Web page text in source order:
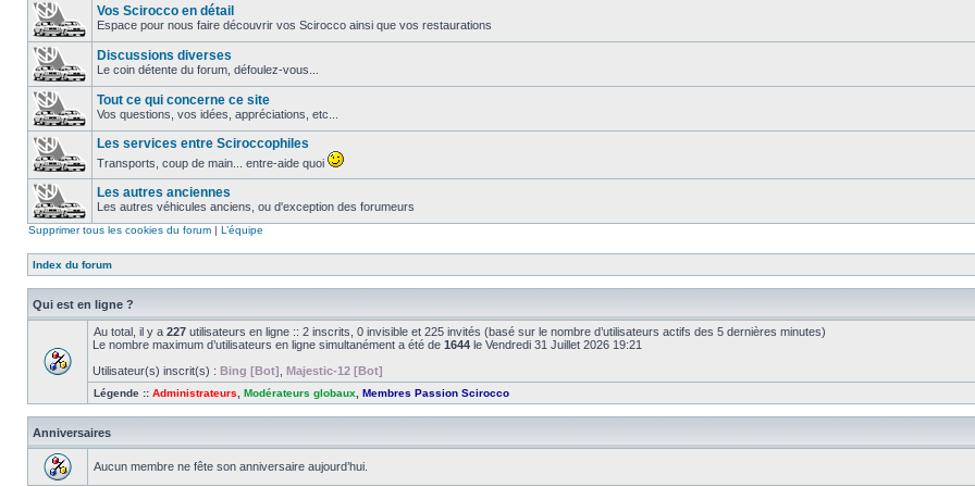
Vos Scirocco en détail
Espace pour nous faire découvrir vos Scirocco ainsi que vos restaurations
Discussions diverses
Le coin détente du forum, défoulez-vous...
Tout ce qui concerne ce site
Vos questions, vos idées, appréciations, etc...
Les services entre Sciroccophiles
Transports, coup de main... entre-aide quoi
Les autres anciennes
Les autres véhicules anciens, ou d'exception des forumeurs
Supprimer tous les cookies du forum | L’équipe
Index du forum
Qui est en ligne ?
Au total, il y a 227 utilisateurs en ligne :: 2 inscrits, 0 invisible et 225 invités (basé sur le nombre d’utilisateurs actifs des 5 dernières minutes)
Le nombre maximum d’utilisateurs en ligne simultanément a été de 1644 le Vendredi 31 Juillet 2026 19:21
Utilisateur(s) inscrit(s) : Bing [Bot] Majestic-12 [Bot]
Légende :: Administrateurs Modérateurs globaux Membres Passion Scirocco
Anniversaires
Aucun membre ne fête son anniversaire aujourd’hui.